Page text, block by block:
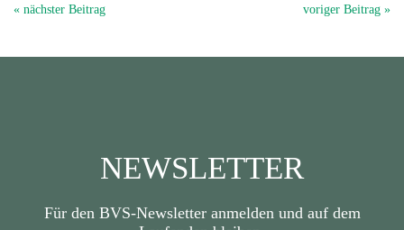
« nächster Beitrag voriger Beitrag »
NEWSLETTER
Für den BVS-Newsletter anmelden und auf dem